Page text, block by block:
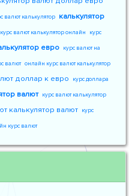
валют калькулятор калькулятор
курс валют калькулятор онлайн курс
евро курс валют на
валют онлайн курс валют калькулятор
доллар к евро курс доллара
валют курс валют калькулятор
калькулятор валют курс
курс валют